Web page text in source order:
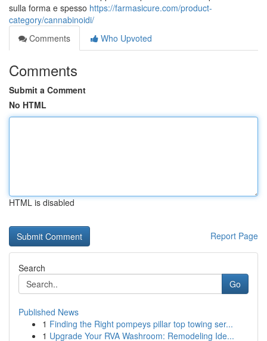
sulla forma e spesso https://farmasicure.com/product-
category/cannabinoidi/
Comments
Who Upvoted
Comments
Submit a Comment
No HTML
HTML is disabled
Report Page
Search
Go
Published News
1 Finding the Right pompeys pillar top towing ser...
1 Upgrade Your RVA Washroom: Remodeling Ide...